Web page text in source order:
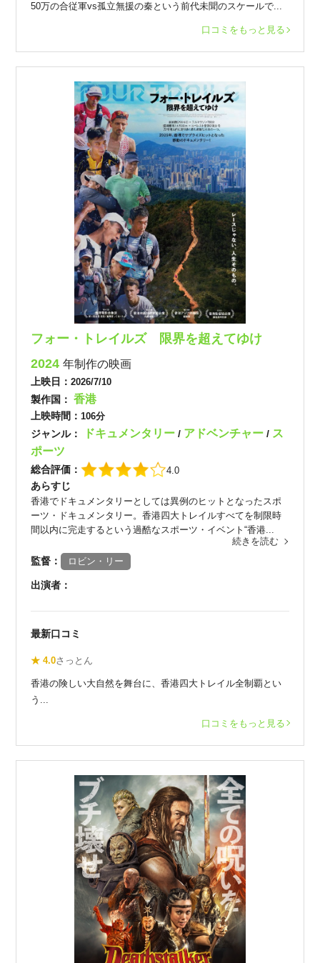
50万の合従軍vs孤立無援の秦という前代未聞のスケールで...
口コミをもっと見る
フォー・トレイルズ 限界を超えてゆけ
2024年制作の映画
上映日：2026/7/10
製作国：香港
上映時間： 106分
ジャンル： ドキュメンタリー/ アドベンチャー/ ス
ポーツ
総合評価： 4.0
あらすじ
香港でドキュメンタリーとしては異例のヒットとなったスポ
ーツ・ドキュメンタリー。香港四大トレイルすべてを制限時
間以内に完走するという過酷なスポーツ・イベント“香港...
続きを読む
監督： ロビン・リー
出演者：
最新口コミ
★ 4.0さっとん
香港の険しい大自然を舞台に、香港四大トレイル全制覇とい
う...
口コミをもっと見る